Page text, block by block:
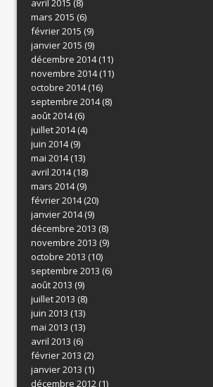
avril 2015 (8)
mars 2015 (6)
février 2015 (9)
janvier 2015 (9)
décembre 2014(11)
novembre 2014(11)
octobre 2014(16)
septembre 2014(8)
août 2014(6)
juillet 2014(4)
juin 2014(9)
mai 2014(13)
avril 2014(18)
mars 2014(9)
février 2014(20)
janvier 2014(9)
décembre 2013 (8)
novembre 2013 (9)
octobre 2013 (10)
septembre 2013 (6)
août 2013 (9)
juillet 2013 (8)
juin 2013 (13)
mai 2013 (13)
avril 2013 (6)
février 2013 (2)
janvier 2013 (1)
décembre 2012(1)